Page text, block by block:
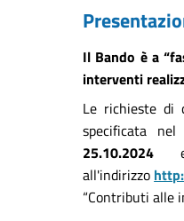
Il Bando è a
interventi
Le richieste di
specificata
25.10.2024
all'indirizzo
“Contributi alle